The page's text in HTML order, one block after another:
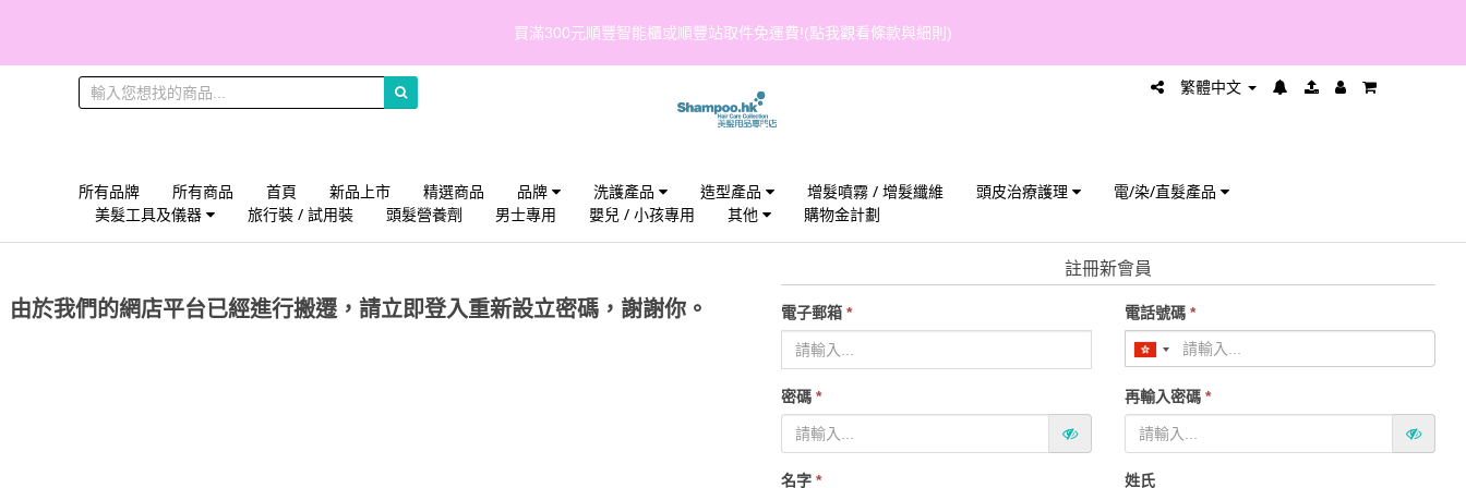
買滿300元順豐智能櫃或順豐站取件免運費!(點我觀看條款與細則)
繁體中文
所有品牌 所有商品 首頁 新品上市 精選商品 品牌 洗護產品 造型產品 增髮噴霧 / 增髮纖維 頭皮治療護理
電/染/直髮產品
美髮工具及儀器
旅行裝 / 試用裝 頭髮營養劑 男士專用 嬰兒 / 小孩專用 其他 購物金計劃
由於我們的網店平台已經進行搬遷，請立即登入重新設立密碼，謝謝你。
註冊新會員
電子郵箱 * 電話號碼 *
密碼 * 再輸入密碼 *
名字 * 姓氏